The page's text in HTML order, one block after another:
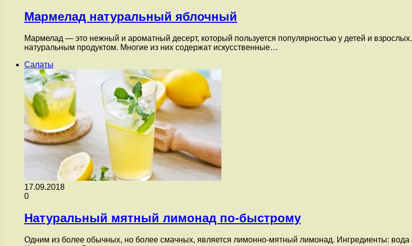
Мармелад натуральный яблочный
Мармелад — это нежный и ароматный десерт, который пользуется популярностью у детей и
натуральным продуктом. Многие из них содержат искусственные…
Салаты
17.09.2018
0
Натуральный мятный лимонад по-быстрому
Одним из более обычных, но более смачных, является лимонно-мятный лимонад. Ингредиенты: вода